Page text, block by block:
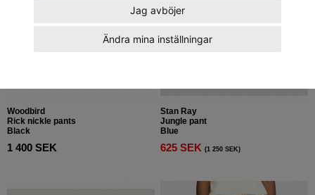
Jag avböjer
Ändra mina inställningar
Woodbird
Rick nickle pants
Black
1 400 SEK
Stan Ray
Jungle pant
Blue
625 SEK (1 250 SEK)